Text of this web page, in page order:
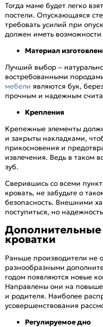
Тогда маме будет легко
постели. Опускающаяся
требовать усилий при
должен иметь возможности
Материал
Лучший выбор –
востребованными
мебели являются бук,
прочным и надежным
Крепления
Крепежные элементы
и закрыты накладками,
прикосновения и
извлечения. Ведь в таком
зуб.
Сверившись со всеми
кровать, не забудьте о
безопасность. Внешними
поступиться, но
кроватки
Раньше производители не
разнообразными
годом появляются новые
Направлены они на
и родителя. Наиболее
усовершенствования
Регулируемое дно